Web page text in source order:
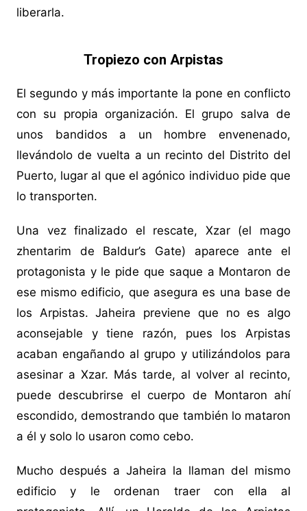
liberarla.
Tropiezo con Arpistas
El segundo y más importante la pone en conflicto
con su propia organización. El grupo salva de
unos bandidos a un hombre envenenado,
llevándolo de vuelta a un recinto del Distrito del
Puerto, lugar al que el agónico individuo pide que
lo transporten.
Una vez finalizado el rescate, Xzar (el mago
zhentarim de Baldur’s Gate) aparece ante el
protagonista y le pide que saque a Montaron de
ese mismo edificio, que asegura es una base de
los Arpistas. Jaheira previene que no es algo
aconsejable y tiene razón, pues los Arpistas
acaban engañando al grupo y utilizándolos para
asesinar a Xzar. Más tarde, al volver al recinto,
puede descubrirse el cuerpo de Montaron ahí
escondido, demostrando que también lo mataron
a él y solo lo usaron como cebo.
Mucho después a Jaheira la llaman del mismo
edificio y le ordenan traer con ella al